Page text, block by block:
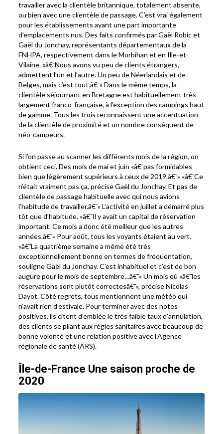
travailler avec la clientèle britannique, totalement absente,
ou bien avec une clientèle de passage. C’est vrai également
pour les établissements ayant une part importante
d’emplacements nus. Des faits confirmés par Gaël Robic et
Gaël du Jonchay, représentants départementaux de la
FNHPA, respectivement dans le Morbihan et en Ille-et-
Vilaine. «â€¯Nous avons vu peu de clients étrangers,
admettent l’un et l’autre. Un peu de Néerlandais et de
Belges, mais c’est tout.â€¯» Dans le même temps, la
clientèle séjournant en Bretagne est habituellement très
largement franco-française, à l’exception des campings haut
de gamme. Tous les trois reconnaissent une accentuation
de la clientèle de proximité et un nombre conséquent de
néo-campeurs.
Si l’on passe au scanner les différents mois de la région, on
obtient ceci. Des mois de mai et juin «â€¯pas formidables
bien que légèrement supérieurs à ceux de 2019.â€¯» «â€¯Ce
n’était vraiment pas ça, précise Gaël du Jonchay. Et pas de
clientèle de passage habituelle avec qui nous avions
l’habitude de travailler.â€¯» L’activité en juillet a démarré plus
tôt que d’habitude. «â€¯Il y avait un capital de réservation
important. Ce mois a donc été meilleur que les autres
années.â€¯» Pour août, tous les voyants étaient au vert.
«â€¯La quatrième semaine a même été très
exceptionnellement bonne en termes de fréquentation,
souligne Gaël du Jonchay. C’est inhabituel et c’est de bon
augure pour le mois de septembre…â€¯» Un mois où «â€¯les
réservations sont plutôt correctesâ€¯», précise Nicolas
Dayot. Côté regrets, tous mentionnent une météo qui
n’avait rien d’estivale. Pour terminer avec des notes
positives, ils citent d’emblée le très faible taux d’annulation,
des clients se pliant aux règles sanitaires avec beaucoup de
bonne volonté et une relation positive avec l’Agence
régionale de santé (ARS).
Île-de-France Une saison proche de
2020